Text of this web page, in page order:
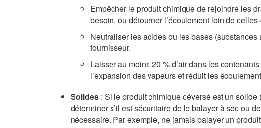
Empêcher le produit chimique de rejoindre les
besoin, ou détourner l’écoulement loin de
Neutraliser les acides ou les bases
fournisseur.
Laisser au moins 20 % d’air dans les
l’expansion des vapeurs et réduit les
Solides : Si le produit chimique déversé est un
déterminer s’il est sécuritaire de le balayer à sec ou
nécessaire. Par exemple, ne jamais balayer un